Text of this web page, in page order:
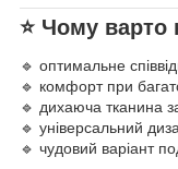
⭐ Чому варто
🔹 оптимальне
🔹 комфорт при
🔹 дихаюча тканина
🔹 універсальний
🔹 чудовий варіант